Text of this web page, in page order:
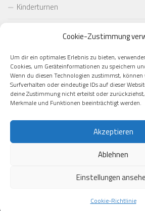
Cookie-Zustimmung
Um dir ein optimales Erlebnis zu bieten,
Cookies, um Geräteinformationen zu speichern
Wenn du diesen Technologien zustimmst, können
Surfverhalten oder eindeutige IDs auf dieser
deine Zustimmung nicht erteilst oder
Merkmale und Funktionen beeinträchtigt werden.
Akzeptieren
Ablehnen
Einstellungen
Cookie-Richtlinie
Kinderturnen
Taekwondo
Yoga
Startseite